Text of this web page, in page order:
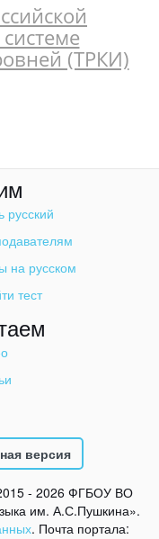
(ТРКИ)
русский
на русском
тест
версия
- 2026 ФГБОУ ВО
им. А.С.Пушкина».
. Почта портала: